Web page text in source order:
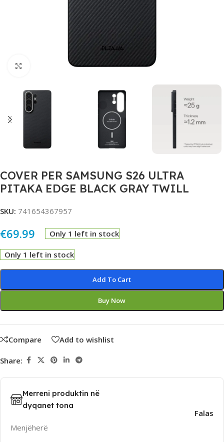
Click to enlarge
COVER PER SAMSUNG S26 ULTRA
PITAKA EDGE BLACK GRAY TWILL
SKU: 741654367957
€69.99 Only 1 left in stock
Only 1 left in stock
Add To Cart
Buy Now
Compare Add to wishlist
Share:
Merreni produktin në
dyqanet tona
Menjëherë
Falas